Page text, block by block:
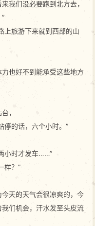
我们没必要跑到北方去，
上旅游下来就到西部的山
也好不到能承受这些地方
，
停的话，六个小时。”
小时才发车……”
样？”
天的天气会很凉爽的，今
们机会，汗水发至头皮流